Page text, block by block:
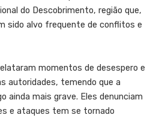
do Descobrimento, região que,
sido alvo frequente de conflitos e
momentos de desespero e
autoridades, temendo que a
ainda mais grave. Eles denunciam
e ataques tem se tornado